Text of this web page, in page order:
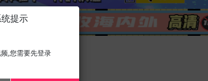
,请进行以下修改;
统提示
,您需要先登录